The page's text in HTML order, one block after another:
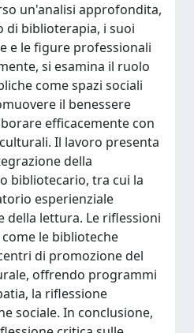
un'analisi approfondita,
di biblioterapia, i suoi
e le figure professionali
si esamina il ruolo
come spazi sociali
il benessere
efficacemente con
Il lavoro presenta
della
bibliotecario, tra cui la
esperienziale
della lettura. Le riflessioni
le biblioteche
di promozione del
offrendo programmi
la riflessione
sociale. In conclusione,